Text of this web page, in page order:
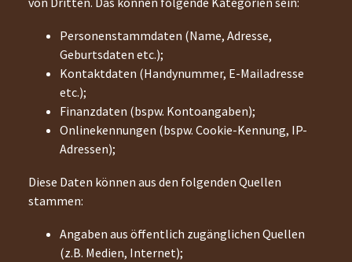
Personenstammdaten (Name, Adresse,
Geburtsdaten etc.);
Kontaktdaten (Handynummer, E-Mailadresse
etc.);
Finanzdaten (bspw. Kontoangaben);
Onlinekennungen (bspw. Cookie-Kennung, IP-
Adressen);
Diese Daten können aus den folgenden Quellen
stammen:
Angaben aus öffentlich zugänglichen Quellen
(z.B. Medien, Internet);